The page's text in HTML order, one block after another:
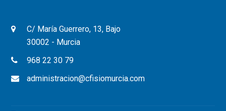
C/ María Guerrero, 13, Bajo
30002 - Murcia
968 22 30 79
administracion@cfisiomurcia.com